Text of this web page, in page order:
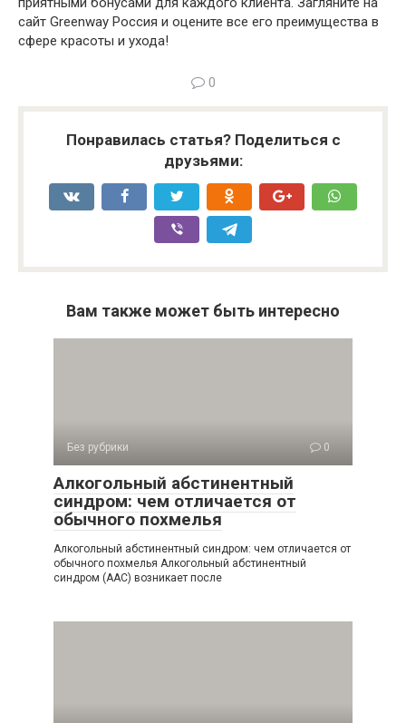
сайт Greenway Россия и оцените все его преимущества в
сфере красоты и ухода!
0
Понравилась статья? Поделиться с
друзьями:
Вам также может быть интересно
Без рубрики 0
Алкогольный абстинентный
синдром: чем отличается от
обычного похмелья
Алкогольный абстинентный синдром: чем отличается от
обычного похмелья Алкогольный абстинентный
синдром (ААС) возникает после